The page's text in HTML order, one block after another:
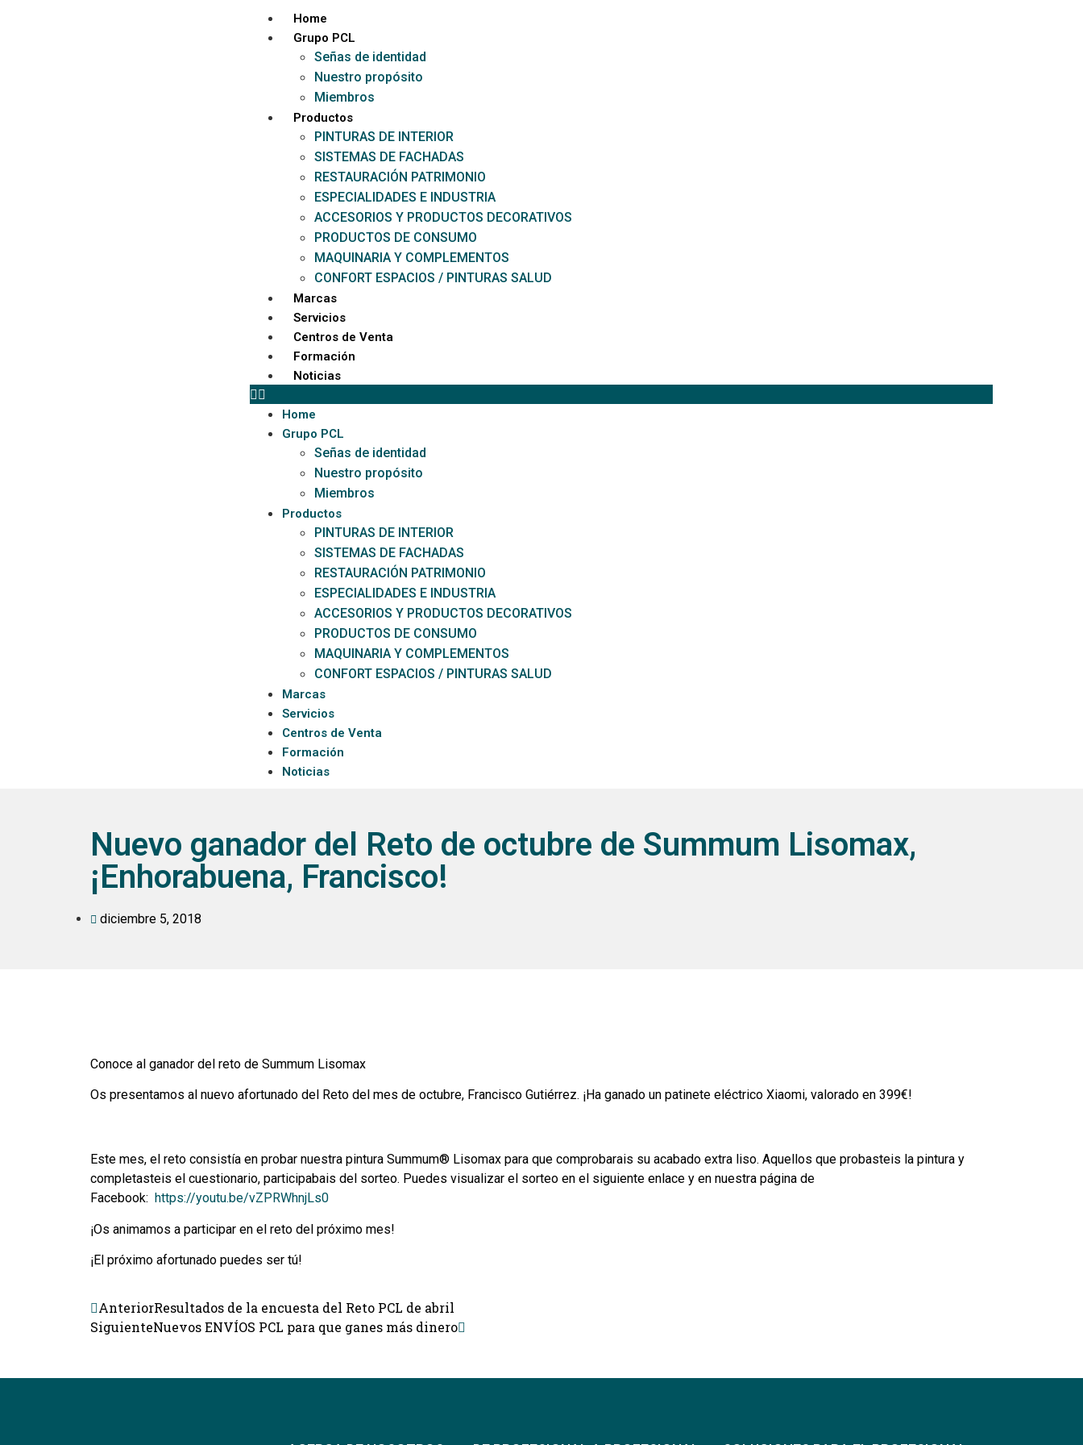
Home
Grupo PCL
Señas de identidad
Nuestro propósito
Miembros
Productos
PINTURAS DE INTERIOR
SISTEMAS DE FACHADAS
RESTAURACIÓN PATRIMONIO
ESPECIALIDADES E INDUSTRIA
ACCESORIOS Y PRODUCTOS DECORATIVOS
PRODUCTOS DE CONSUMO
MAQUINARIA Y COMPLEMENTOS
CONFORT ESPACIOS / PINTURAS SALUD
Marcas
Servicios
Centros de Venta
Formación
Noticias
Home
Grupo PCL
Señas de identidad
Nuestro propósito
Miembros
Productos
PINTURAS DE INTERIOR
SISTEMAS DE FACHADAS
RESTAURACIÓN PATRIMONIO
ESPECIALIDADES E INDUSTRIA
ACCESORIOS Y PRODUCTOS DECORATIVOS
PRODUCTOS DE CONSUMO
MAQUINARIA Y COMPLEMENTOS
CONFORT ESPACIOS / PINTURAS SALUD
Marcas
Servicios
Centros de Venta
Formación
Noticias
Nuevo ganador del Reto de octubre de Summum Lisomax,
¡Enhorabuena, Francisco!
diciembre 5, 2018
Conoce al ganador del reto de Summum Lisomax
Os presentamos al nuevo afortunado del Reto del mes de octubre, Francisco Gutiérrez. ¡Ha ganado un patinete eléctrico Xiaomi, valorado en 399€!
Este mes, el reto consistía en probar nuestra pintura Summum® Lisomax para que comprobarais su acabado extra liso. Aquellos que probasteis la pintura y
completasteis el cuestionario, participabais del sorteo. Puedes visualizar el sorteo en el siguiente enlace y en nuestra página de
Facebook: https://youtu.be/vZPRWhnjLs0
¡Os animamos a participar en el reto del próximo mes!
¡El próximo afortunado puedes ser tú!
AnteriorResultados de la encuesta del Reto PCL de abril
SiguienteNuevos ENVÍOS PCL para que ganes más dinero